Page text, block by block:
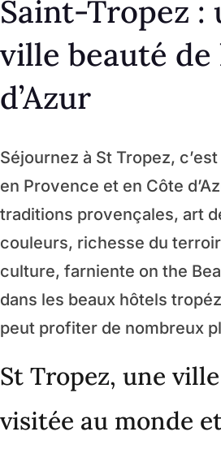
Saint-Tropez :
ville beauté de
d’Azur
Séjournez à St Tropez,
en Provence et en Côte
traditions provençales, art
couleurs, richesse du
culture, farniente on the
dans les beaux hôtels
peut profiter de nombreux
St Tropez, une
visitée au monde